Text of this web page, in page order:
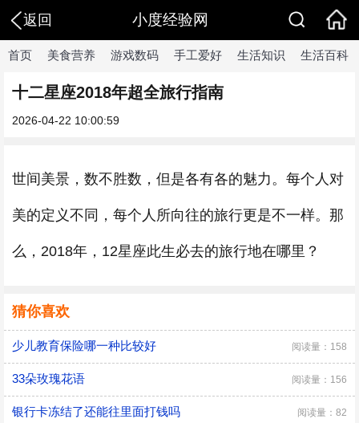
返回 小度经验网
首页 美食营养 游戏数码 手工爱好 生活知识 生活百科
十二星座2018年超全旅行指南
2026-04-22 10:00:59
世间美景，数不胜数，但是各有各的魅力。每个人对
美的定义不同，每个人所向往的旅行更是不一样。那
么，2018年，12星座此生必去的旅行地在哪里？
猜你喜欢
少儿教育保险哪一种比较好 阅读量：158
33朵玫瑰花语 阅读量：156
银行卡冻结了还能往里面打钱吗 阅读量：82